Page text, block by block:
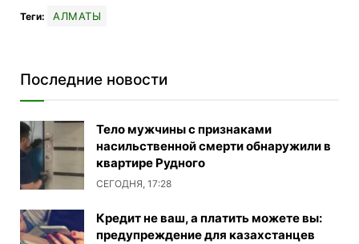
Теги: АЛМАТЫ
Последние новости
Тело мужчины с признаками
насильственной смерти обнаружили в
квартире Рудного
СЕГОДНЯ, 17:28
Кредит не ваш, а платить можете вы:
предупреждение для казахстанцев